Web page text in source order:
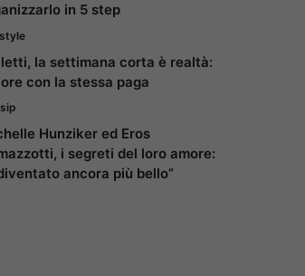
in 5 step
la settimana corta è realtà:
con la stessa paga
Hunziker ed Eros
i segreti del loro amore:
ancora più bello”